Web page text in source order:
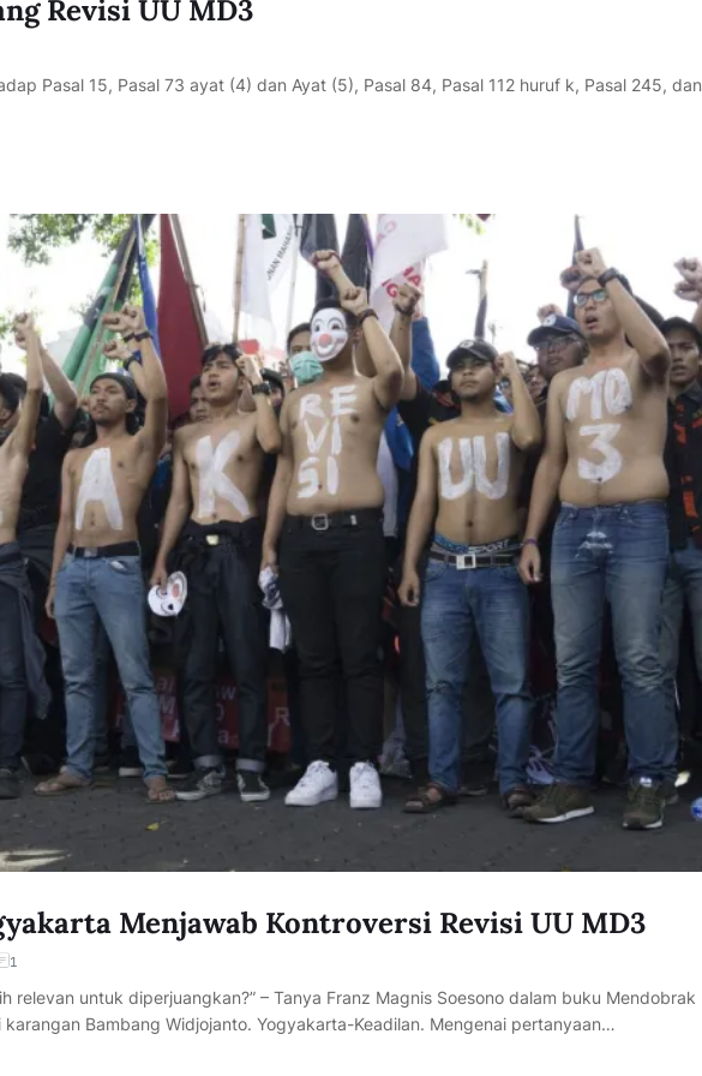
Revisi UU MD3
Pasal 15, Pasal 73 ayat (4) dan Ayat (5), Pasal 84, Pasal 112 huruf k, Pasal 245, dan
Menjawab Kontroversi Revisi UU MD3
1
relevan untuk diperjuangkan?” – Tanya Franz Magnis Soesono dalam buku Mendobrak
Bambang Widjojanto. Yogyakarta-Keadilan. Mengenai pertanyaan…